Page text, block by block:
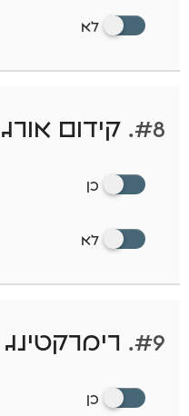
לא
#8. קידום
כן
לא
#9.
כן